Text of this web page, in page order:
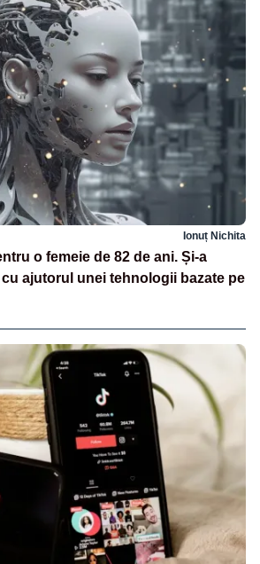
Ionuț Nichita
o femeie de 82 de ani. Și-a
ajutorul unei tehnologii bazate pe